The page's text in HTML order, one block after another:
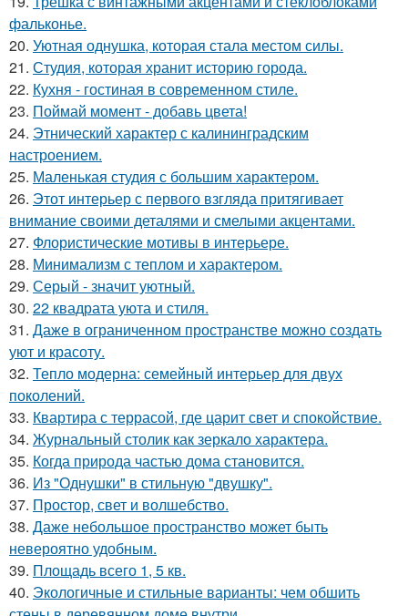
фальконье.
20. Уютная однушка, которая стала местом силы.
21. Студия, которая хранит историю города.
22. Кухня - гостиная в современном стиле.
23. Поймай момент - добавь цвета!
24. Этнический характер с калининградским
настроением.
25. Маленькая студия с большим характером.
26. Этот интерьер с первого взгляда притягивает
внимание своими деталями и смелыми акцентами.
27. Флористические мотивы в интерьере.
28. Минимализм с теплом и характером.
29. Серый - значит уютный.
30. 22 квадрата уюта и стиля.
31. Даже в ограниченном пространстве можно создать
уют и красоту.
32. Тепло модерна: семейный интерьер для двух
поколений.
33. Квартира с террасой, где царит свет и спокойствие.
34. Журнальный столик как зеркало характера.
35. Когда природа частью дома становится.
36. Из "Однушки" в стильную "двушку".
37. Простор, свет и волшебство.
38. Даже небольшое пространство может быть
невероятно удобным.
39. Площадь всего 1, 5 кв.
40. Экологичные и стильные варианты: чем обшить